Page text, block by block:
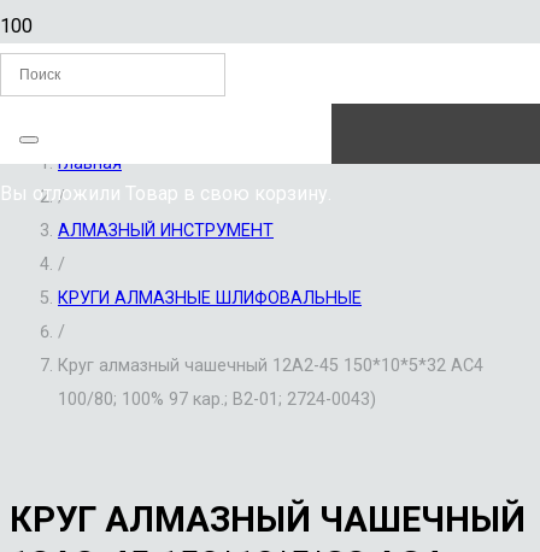
ЗАКАЗАТЬ ЗВОНОК
Вы отложили Товар в свою корзину.
Главная
/
АЛМАЗНЫЙ ИНСТРУМЕНТ
/
КРУГИ АЛМАЗНЫЕ ШЛИФОВАЛЬНЫЕ
/
Круг алмазный чашечный 12А2-45 150*10*5*32 АС4
100/80; 100% 97 кар.; В2-01; 2724-0043)
КРУГ АЛМАЗНЫЙ ЧАШЕЧНЫЙ